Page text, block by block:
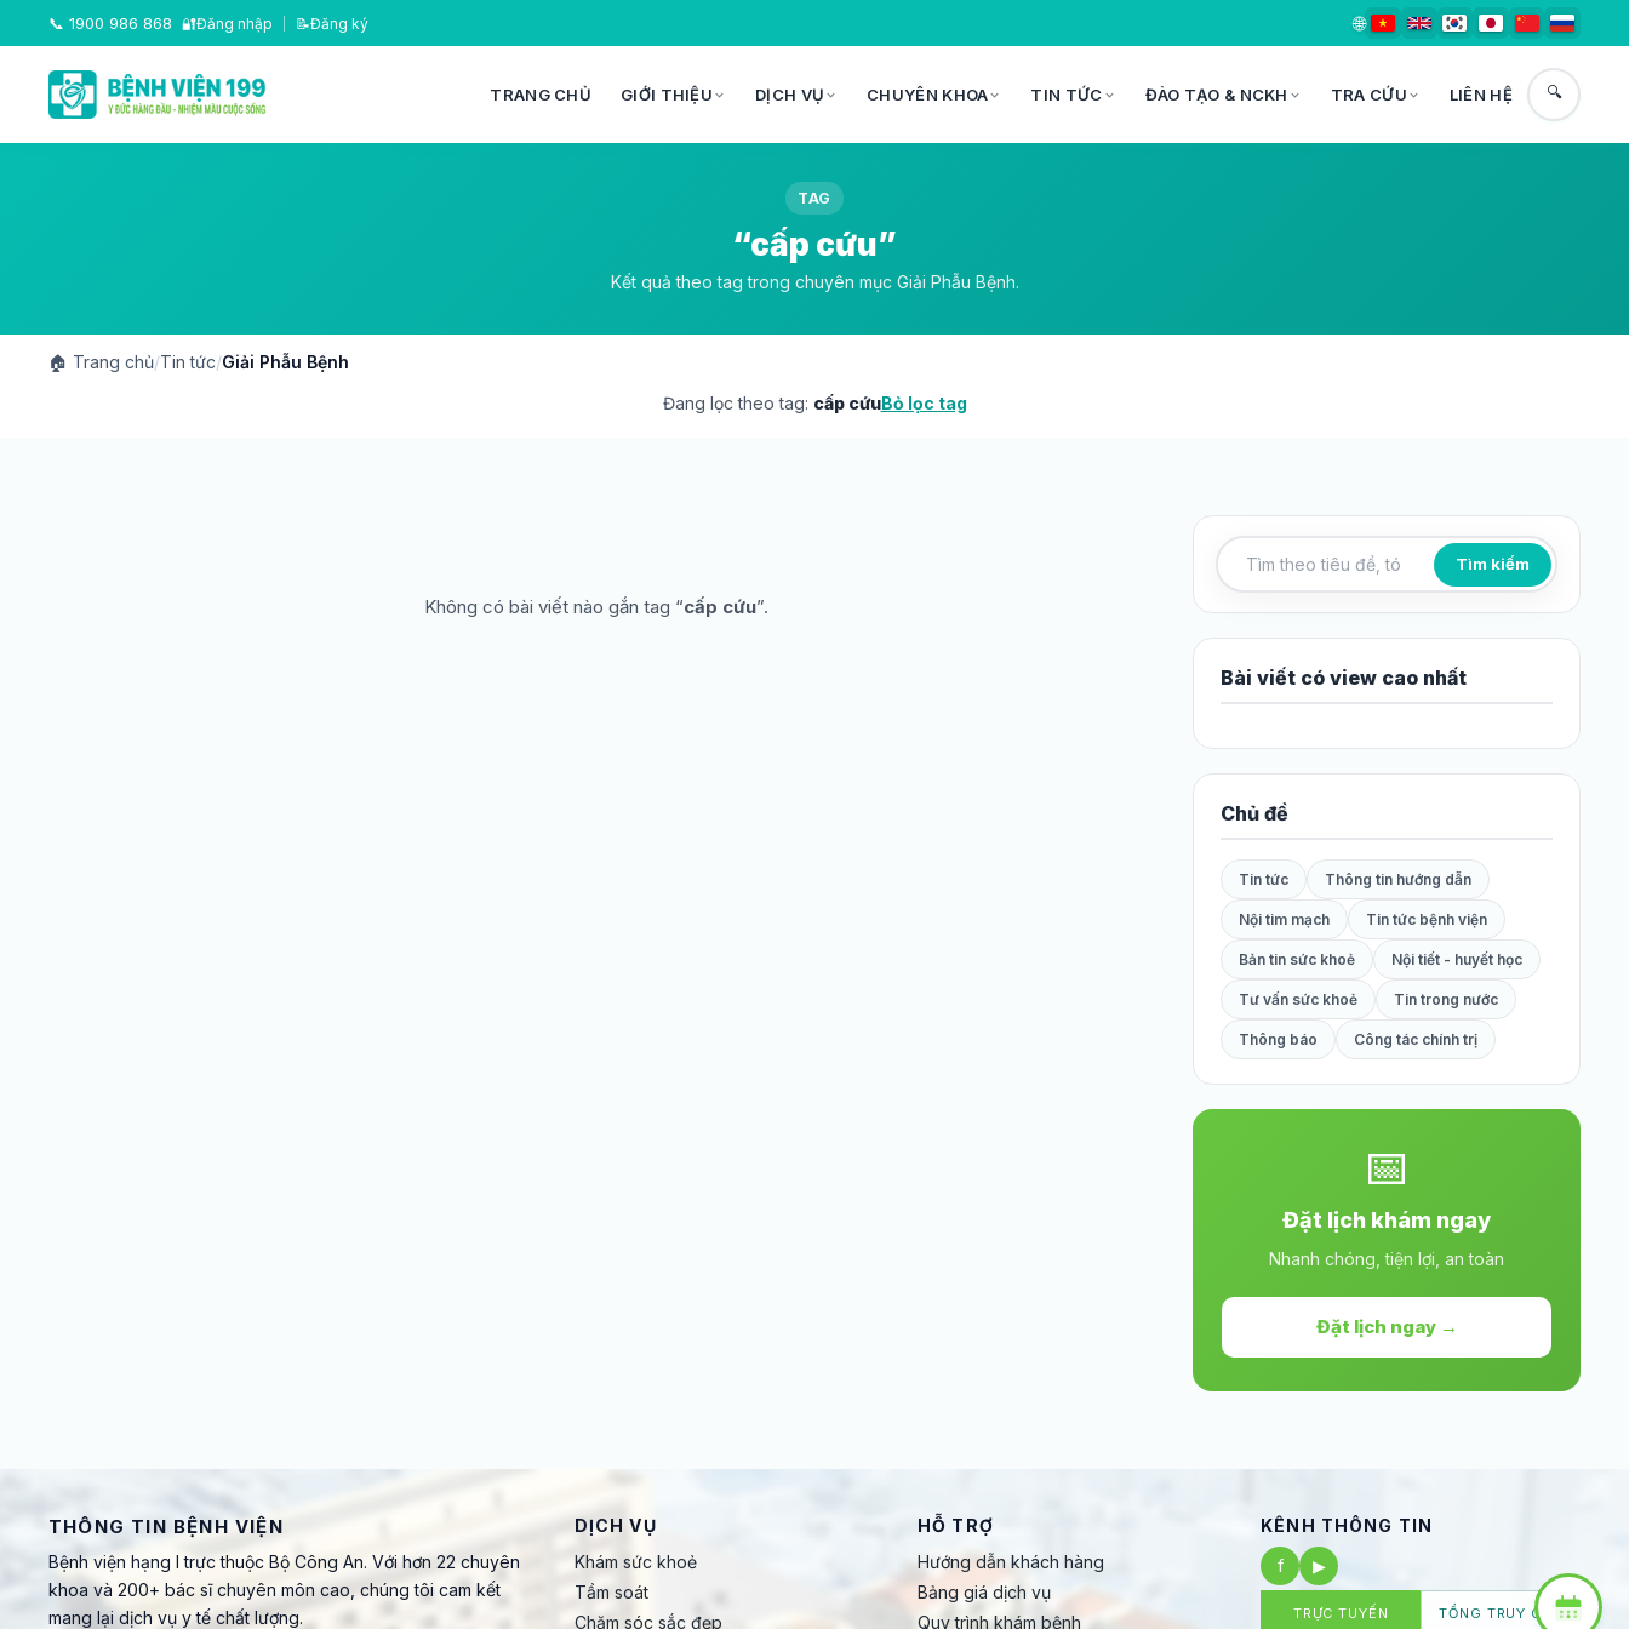
📞 1900 986 868 🔐Đăng nhập 📝Đăng ký 🌐
TRANG CHỦ GIỚI THIỆU DỊCH VỤ CHUYÊN KHOA TIN TỨC ĐÀO TẠO & NCKH TRA CỨU LIÊN HỆ 🔍
TAG
“cấp cứu”
Kết quả theo tag trong chuyên mục Giải Phẫu Bệnh.
🏠 Trang chủ/Tin tức/Giải Phẫu Bệnh
Đang lọc theo tag: cấp cứuBỏ lọc tag
Không có bài viết nào gắn tag “cấp cứu”.
Tìm kiếm bài viết
Tìm kiếm
Bài viết có view cao nhất
Chủ đề
Tin tức Thông tin hướng dẫn
Nội tim mạch Tin tức bệnh viện
Bản tin sức khoẻ Nội tiết - huyết học
Tư vấn sức khoẻ Tin trong nước
Thông báo Công tác chính trị
📅
Đặt lịch khám ngay
Nhanh chóng, tiện lợi, an toàn
Đặt lịch ngay →
THÔNG TIN BỆNH VIỆN
Bệnh viện hạng I trực thuộc Bộ Công An. Với hơn 22 chuyên
khoa và 200+ bác sĩ chuyên môn cao, chúng tôi cam kết
mang lại dịch vụ y tế chất lượng.
DỊCH VỤ
Khám sức khoẻ
Tầm soát
Chăm sóc sắc đẹp
HỖ TRỢ
Hướng dẫn khách hàng
Bảng giá dịch vụ
Quy trình khám bệnh
KÊNH THÔNG TIN
f
▶
TRỰC TUYẾN TỔNG TRUY CẬP